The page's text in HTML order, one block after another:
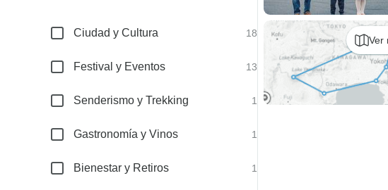
Ver
Ciudad y Cultura 18
Festival y Eventos 13
Senderismo y Trekking 1
Gastronomía y Vinos 1
Bienestar y Retiros 1